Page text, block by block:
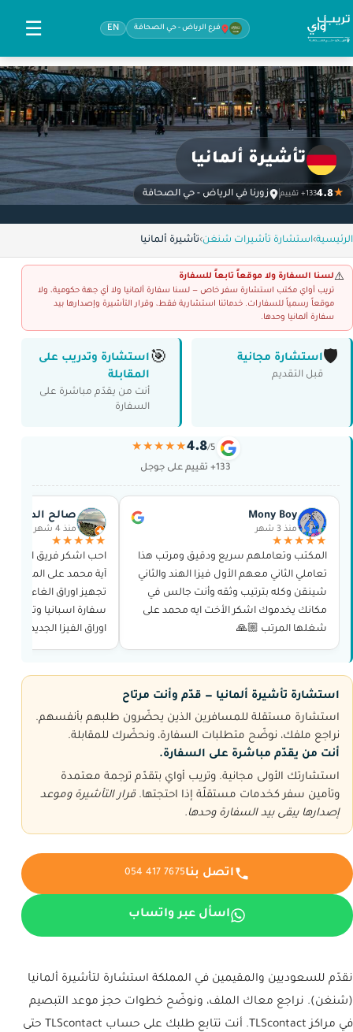
فرع الرياض - حي الصحافة EN
☰
تأشيرة ألمانيا
★
4.8133+ تقييم زورنا في الرياض - حي الصحافة
الرئيسية›استشارة تأشيرات شنغن›تأشيرة ألمانيا
⚠️لسنا السفارة ولا موقعاً تابعاً للسفارة
تريب أواي مكتب استشارة سفر خاص — لسنا سفارة ألمانيا ولا أي جهة حكومية، ولا
موقعاً رسمياً للسفارات. خدماتنا استشارية فقط، وقرار التأشيرة وإصدارها بيد
سفارة ألمانيا وحدها.
🛡️استشارة مجانية
قبل التقديم
🎯 استشارة وتدريب على
المقابلة
أنت من يقدّم مباشرة على
السفارة
4.8/5
★★★★★
133+ تقييم على جوجل
Mony Boy
منذ 3 شهر
★★★★★
المكتب وتعاملهم سريع ودقيق ومرتب هذا
تعاملي الثاني معهم الأول فيزا الهند والثاني
شينقن وكله بترتيب وثقه وأنت جالس في
مكانك يخدموك اشكر الأخت ايه محمد على
شغلها المرتب 🙏🏼
صالح
منذ 4 شهر
★★★★★
احب اشكر فريق العمل
آية محمد على المجهود
تجهيز اوراق الغاء
سفارة اسبانيا وتجهيز
اوراق الفيزا الجديده
و حجز الموعد وغيرها
استشارة تأشيرة ألمانيا — قدّم وأنت مرتاح
استشارة مستقلة للمسافرين الذين يحضّرون طلبهم بأنفسهم.
نراجع ملفك، نوضّح متطلبات السفارة، ونحضّرك للمقابلة.
أنت من يقدّم مباشرة على السفارة.
استشارتك الأولى مجانية. وتريب أواي بتقدّم ترجمة معتمدة
وتأمين سفر كخدمات مستقلّة إذا احتجتها. قرار التأشيرة وموعد
إصدارها يبقى بيد السفارة وحدها.
اتصل بنا054 417 7675
اسأل عبر واتساب
نقدّم للسعوديين والمقيمين في المملكة استشارة لتأشيرة ألمانيا
(شنغن). نراجع معاك الملف، ونوضّح خطوات حجز موعد التبصيم
في مراكز TLScontact. أنت تتابع طلبك على حساب TLScontact حتى